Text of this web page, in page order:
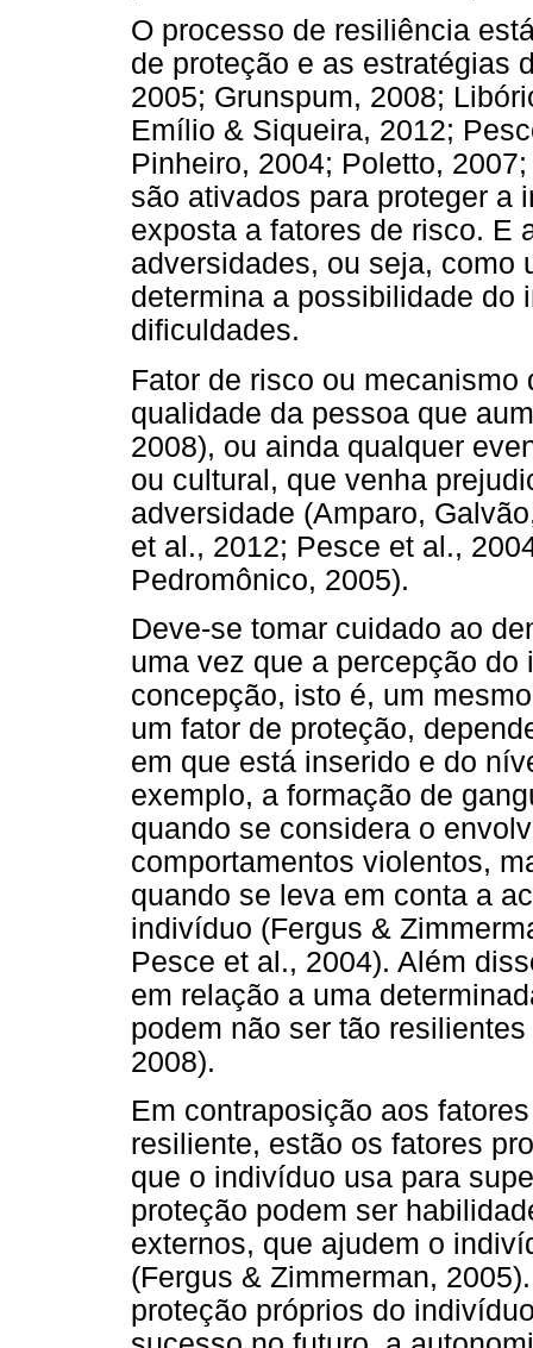
O processo de resiliência
de proteção e as estratégias
2005; Grunspum, 2008;
Emílio & Siqueira, 2012;
Pinheiro, 2004; Poletto,
são ativados para proteger a
exposta a fatores de risco. E
adversidades, ou seja, como
determina a possibilidade do
dificuldades.
Fator de risco ou
qualidade da pessoa que
2008), ou ainda qualquer
ou cultural, que venha
adversidade (Amparo,
et al., 2012; Pesce et al.,
Pedromônico, 2005).
Deve-se tomar cuidado ao
uma vez que a percepção
concepção, isto é, um
um fator de proteção,
em que está inserido e do
exemplo, a formação de
quando se considera o
comportamentos violentos,
quando se leva em conta a
indivíduo (Fergus &
Pesce et al., 2004). Além
em relação a uma
podem não ser tão
2008).
Em contraposição aos
resiliente, estão os fatores
que o indivíduo usa para
proteção podem ser
externos, que ajudem o
(Fergus & Zimmerman,
proteção próprios do